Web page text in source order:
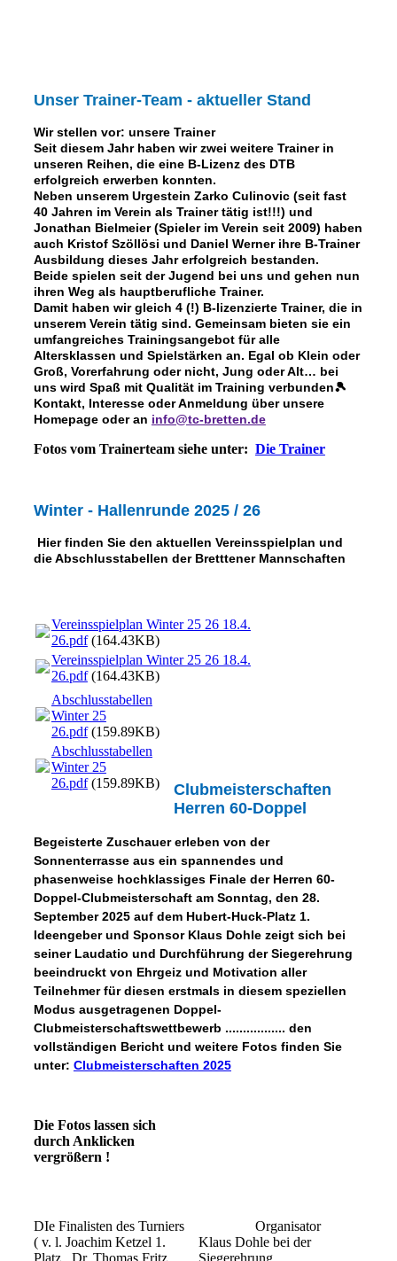
Unser Trainer-Team - aktueller Stand
Wir stellen vor: unsere Trainer
Seit diesem Jahr haben wir zwei weitere Trainer in
unseren Reihen, die eine B-Lizenz des DTB
erfolgreich erwerben konnten.
Neben unserem Urgestein Zarko Culinovic (seit fast
40 Jahren im Verein als Trainer tätig ist!!!) und
Jonathan Bielmeier (Spieler im Verein seit 2009) haben
auch Kristof Szöllösi und Daniel Werner ihre B-Trainer
Ausbildung dieses Jahr erfolgreich bestanden.
Beide spielen seit der Jugend bei uns und gehen nun
ihren Weg als hauptberufliche Trainer.
Damit haben wir gleich 4 (!) B-lizenzierte Trainer, die in
unserem Verein tätig sind. Gemeinsam bieten sie ein
umfangreiches Trainingsangebot für alle
Altersklassen und Spielstärken an. Egal ob Klein oder
Groß, Vorerfahrung oder nicht, Jung oder Alt… bei
uns wird Spaß mit Qualität im Training verbunden🎾
Kontakt, Interesse oder Anmeldung über unsere
Homepage oder an info@tc-bretten.de
Fotos vom Trainerteam siehe unter: Die Trainer
Winter - Hallenrunde 2025 / 26
Hier finden Sie den aktuellen Vereinsspielplan und
die Abschlusstabellen der Bretttener Mannschaften
Vereinsspielplan Winter 25 26 18.4.
26.pdf(164.43KB)
Vereinsspielplan Winter 25 26 18.4.
26.pdf(164.43KB)
Abschlusstabellen
Winter 25
26.pdf(159.89KB)
Abschlusstabellen
Winter 25
26.pdf(159.89KB)
Clubmeisterschaften
Herren 60-Doppel
Begeisterte Zuschauer erleben von der
Sonnenterrasse aus ein spannendes und
phasenweise hochklassiges Finale der Herren 60-
Doppel-Clubmeisterschaft am Sonntag, den 28.
September 2025 auf dem Hubert-Huck-Platz 1.
Ideengeber und Sponsor Klaus Dohle zeigt sich bei
seiner Laudatio und Durchführung der Siegerehrung
beeindruckt von Ehrgeiz und Motivation aller
Teilnehmer für diesen erstmals in diesem speziellen
Modus ausgetragenen Doppel-
Clubmeisterschaftswettbewerb ................. den
vollständigen Bericht und weitere Fotos finden Sie
unter: Clubmeisterschaften 2025
Die Fotos lassen sich
durch Anklicken
vergrößern !
DIe Finalisten des Turniers
( v. l. Joachim Ketzel 1.
Platz , Dr. Thomas Fritz
Organisator
Klaus Dohle bei der
Siegerehrung